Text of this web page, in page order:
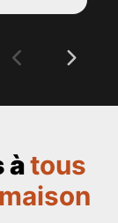
àtous